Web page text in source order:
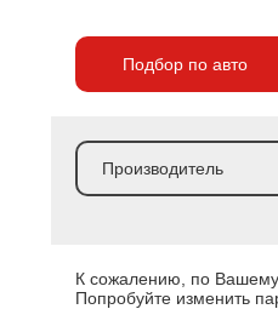
Подбор по авто
Производитель
К сожалению, по Вашему
Попробуйте изменить